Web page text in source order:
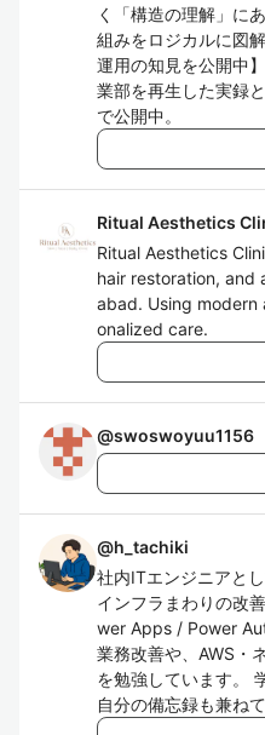
く「構造の理解」に
組みをロジカルに図
運用の知見を公開中
業部を再生した実録
で公開中。
Ritual Aesthetics
Ritual Aesthetics
hair restoration, and
abad. Using
onalized care.
@swoswoyuu1156
@h_tachiki
社内ITエンジニアと
インフラまわりの改
wer Apps / Power
業務改善や、AWS・
を勉強しています。
自分の備忘録も兼ね